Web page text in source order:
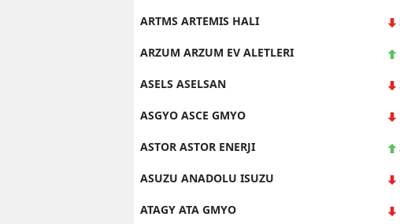
ARTMS ARTEMIS HALI
ARZUM ARZUM EV ALETLERI
ASELS ASELSAN
ASGYO ASCE GMYO
ASTOR ASTOR ENERJI
ASUZU ANADOLU ISUZU
ATAGY ATA GMYO